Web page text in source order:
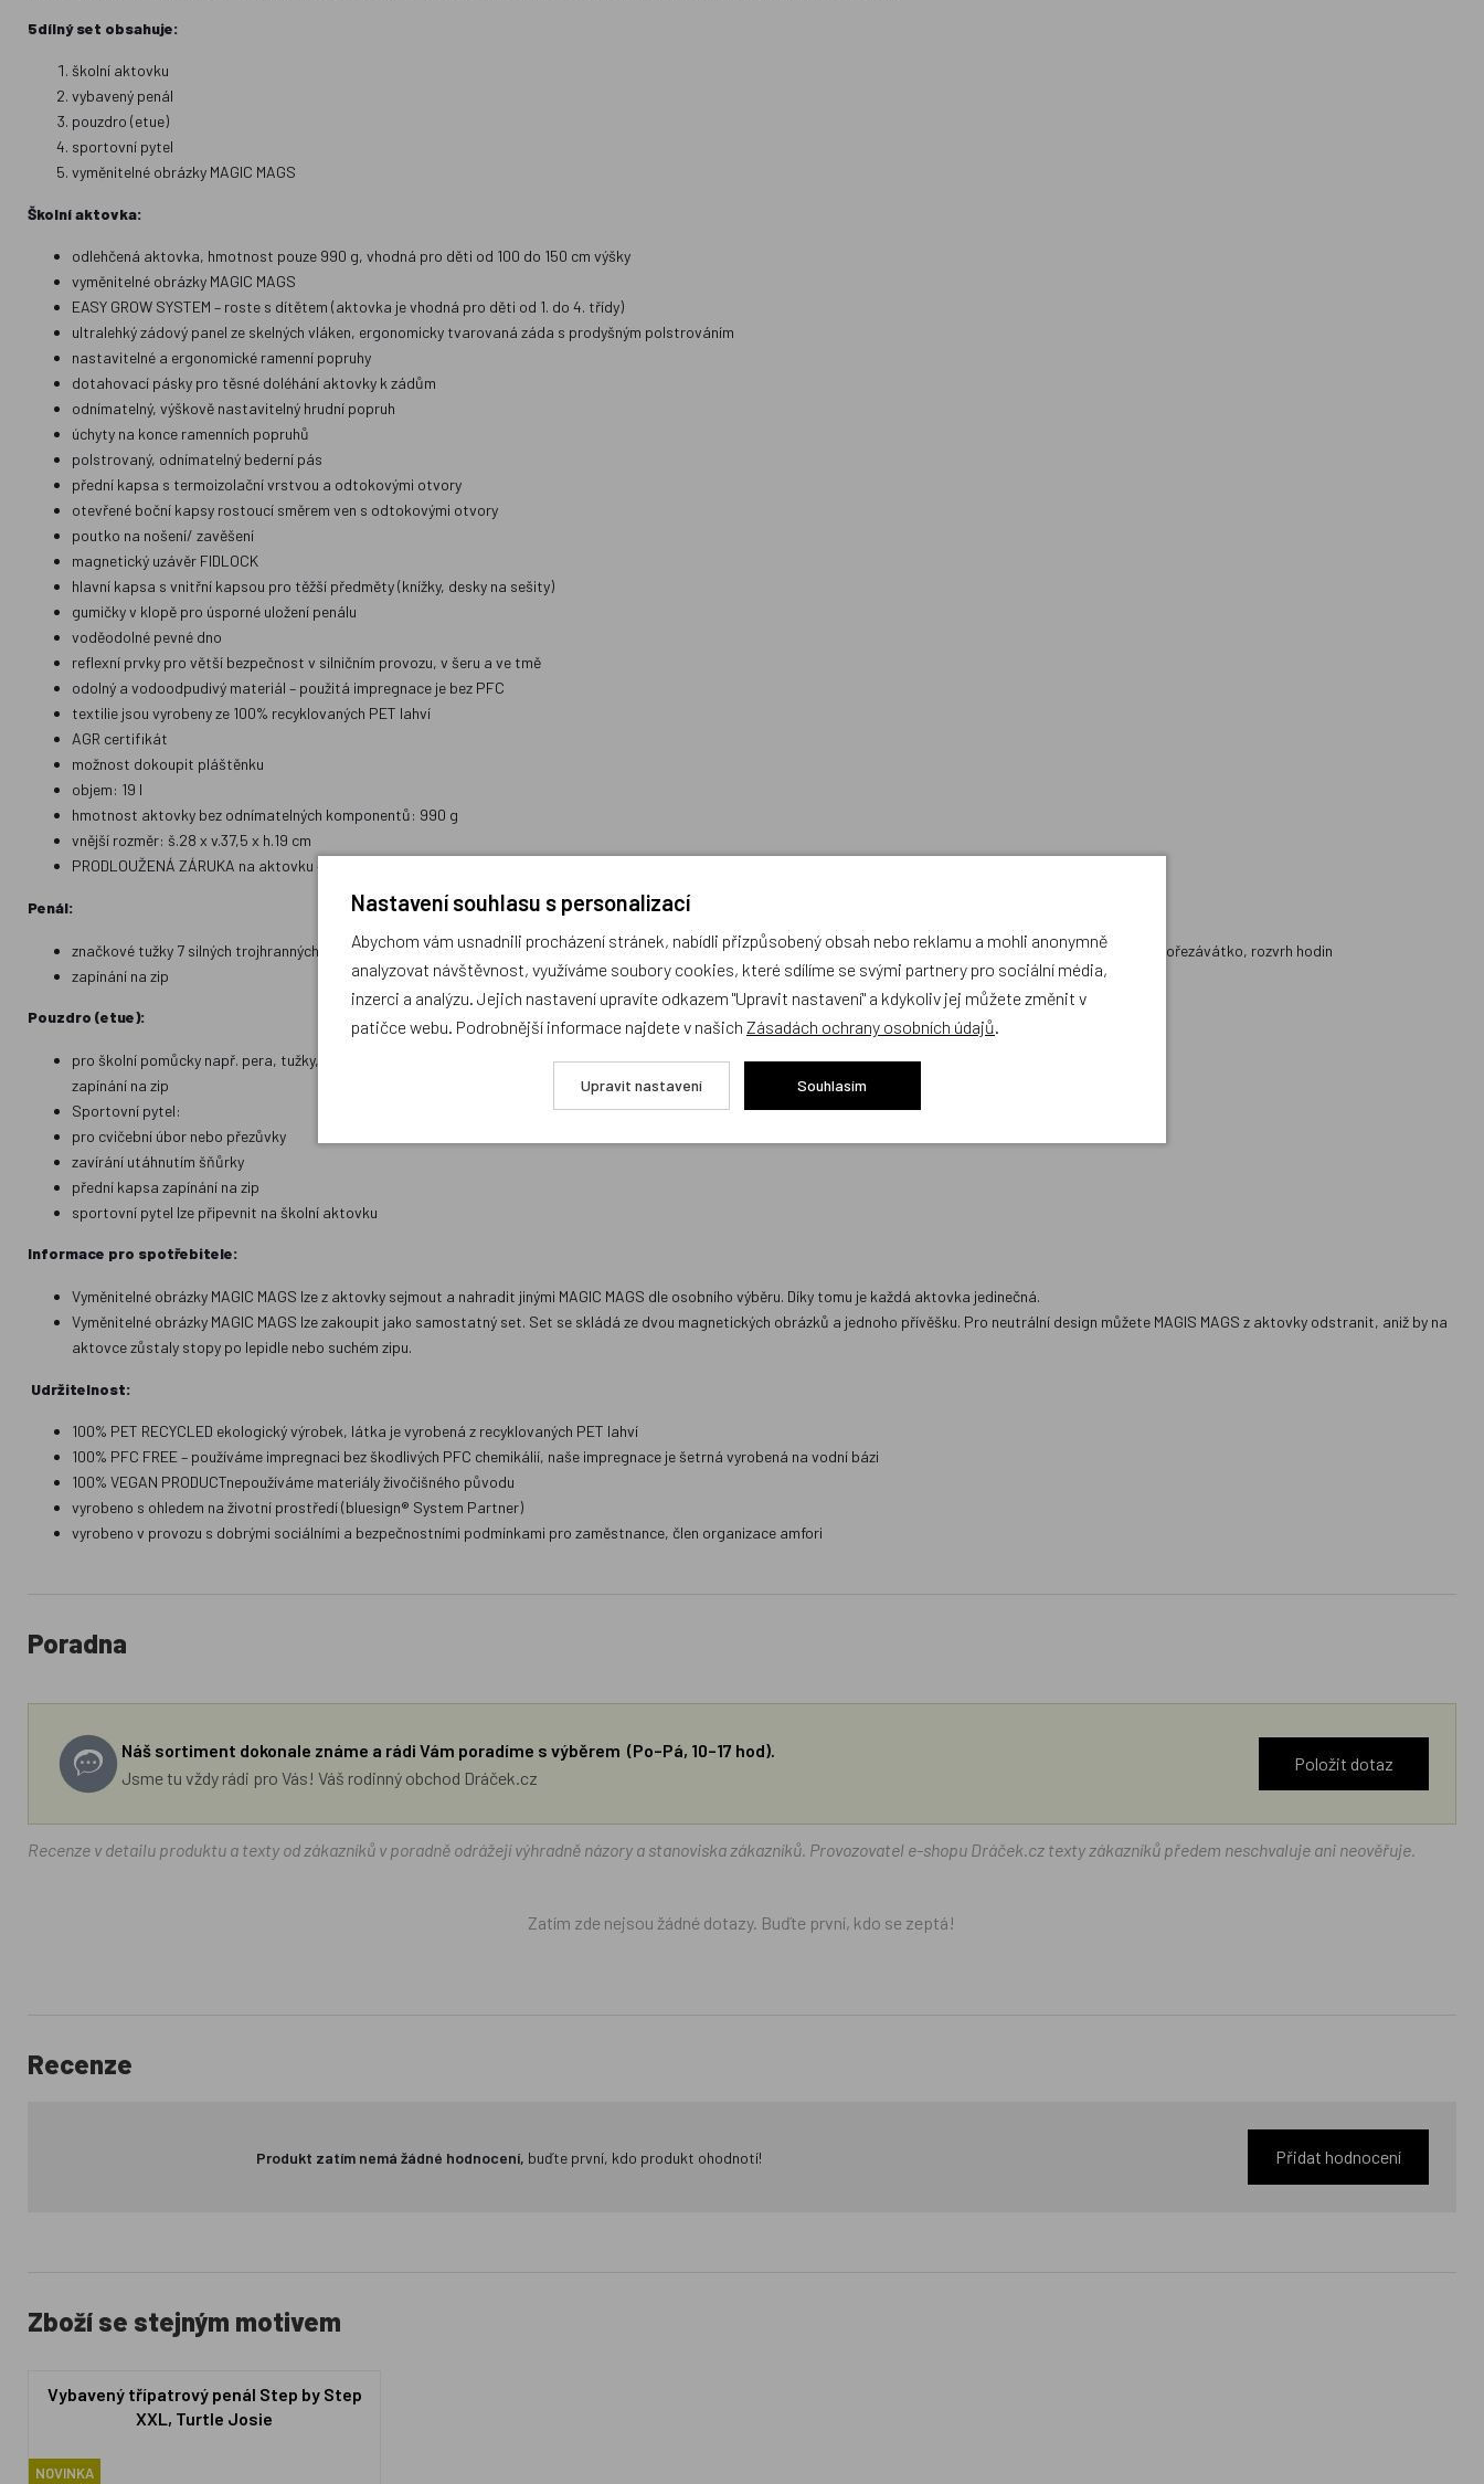
5dílný set obsahuje:
školní aktovku
vybavený penál
pouzdro (etue)
sportovní pytel
vyměnitelné obrázky MAGIC MAGS
Školní aktovka:
odlehčená aktovka, hmotnost pouze 990 g, vhodná pro děti od 100 do 150 cm výšky
vyměnitelné obrázky MAGIC MAGS
EASY GROW SYSTEM – roste s dítětem (aktovka je vhodná pro děti od 1. do 4. třídy)
ultralehký zádový panel ze skelných vláken, ergonomicky tvarovaná záda s prodyšným polstrováním
nastavitelné a ergonomické ramenní popruhy
dotahovací pásky pro těsné doléhání aktovky k zádům
odnímatelný, výškově nastavitelný hrudní popruh
úchyty na konce ramenních popruhů
polstrovaný, odnímatelný bederní pás
přední kapsa s termoizolační vrstvou a odtokovými otvory
otevřené boční kapsy rostoucí směrem ven s odtokovými otvory
poutko na nošení/ zavěšení
magnetický uzávěr FIDLOCK
hlavní kapsa s vnitřní kapsou pro těžší předměty (knížky, desky na sešity)
gumičky v klopě pro úsporné uložení penálu
voděodolné pevné dno
reflexní prvky pro větší bezpečnost v silničním provozu, v šeru a ve tmě
odolný a vodoodpudivý materiál – použitá impregnace je bez PFC
textilie jsou vyrobeny ze 100% recyklovaných PET lahví
AGR certifikát
možnost dokoupit pláštěnku
objem: 19 l
hmotnost aktovky bez odnímatelných komponentů: 990 g
vnější rozměr: š.28 x v.37,5 x h.19 cm
PRODLOUŽENÁ ZÁRUKA na aktovku 4 ROKY
Penál:
značkové tužky 7 silných trojhranných pastelek s nelámavými tuhami, 12 tenkých trojhranných pastelek, tužka, pravítko rovné, pravítko trojúhelníkové, guma, dvojité ořezávátko, rozvrh hodin
zapínání na zip
Pouzdro (etue):
pro školní pomůcky např. pera, tužky, nůžky ...
zapínání na zip
Sportovní pytel:
pro cvičební úbor nebo přezůvky
zavírání utáhnutím šňůrky
přední kapsa zapínání na zip
sportovní pytel lze připevnit na školní aktovku
Informace pro spotřebitele:
Vyměnitelné obrázky MAGIC MAGS lze z aktovky sejmout a nahradit jinými MAGIC MAGS dle osobního výběru. Díky tomu je každá aktovka jedinečná.
Vyměnitelné obrázky MAGIC MAGS lze zakoupit jako samostatný set. Set se skládá ze dvou magnetických obrázků a jednoho přívěšku. Pro neutrální design můžete MAGIS MAGS z aktovky odstranit, aniž by na
aktovce zůstaly stopy po lepidle nebo suchém zipu.
Udržitelnost:
100% PET RECYCLED ekologický výrobek, látka je vyrobená z recyklovaných PET lahví
100% PFC FREE – používáme impregnaci bez škodlivých PFC chemikálií, naše impregnace je šetrná vyrobená na vodní bázi
100% VEGAN PRODUCTnepoužíváme materiály živočišného původu
vyrobeno s ohledem na životní prostředí (bluesign® System Partner)
vyrobeno v provozu s dobrými sociálními a bezpečnostními podmínkami pro zaměstnance, člen organizace amfori
Poradna
Náš sortiment dokonale známe a rádi Vám poradíme s výběrem (Po–Pá, 10–17 hod).
Jsme tu vždy rádi pro Vás! Váš rodinný obchod Dráček.cz
Položit dotaz
Recenze v detailu produktu a texty od zákazníků v poradně odrážejí výhradně názory a stanoviska zákazníků. Provozovatel e-shopu Dráček.cz texty zákazníků předem neschvaluje ani neověřuje.
Zatím zde nejsou žádné dotazy. Buďte první, kdo se zeptá!
Recenze
Produkt zatím nemá žádné hodnocení, buďte první, kdo produkt ohodnotí! Přidat hodnocení
Zboží se stejným motivem
Vybavený třípatrový penál Step by Step
XXL, Turtle Josie
NOVINKA
Nastavení souhlasu s personalizací
Abychom vám usnadnili procházení stránek, nabídli přizpůsobený obsah nebo reklamu a mohli anonymně
analyzovat návštěvnost, využíváme soubory cookies, které sdílíme se svými partnery pro sociální média,
inzerci a analýzu. Jejich nastavení upravíte odkazem "Upravit nastavení" a kdykoliv jej můžete změnit v
patičce webu. Podrobnější informace najdete v našich Zásadách ochrany osobních údajů.
Upravit nastavení Souhlasím